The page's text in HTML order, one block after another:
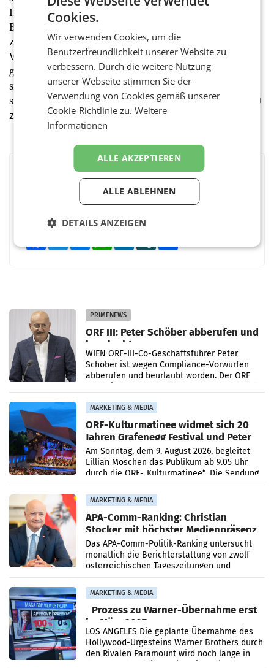
Herausforderern ebenso stellen, wie auch diversen
Billiganbietern. Gleichzeitig müssen sie den Spagat
zwischen Versorger und Abnehmer schaffen und
Versorgungssicherheit mit erneuerbaren Energien
glaubwürdig thematisieren. Und Fakt ist, keiner kann
sich in Zeiten wie diesen lange auf der Zufriedenheit
seiner Kunden ausruhen“, fasst Jens Brecht, CEO OMD
zusammen.
BEWERTEN SIE DIESEN ARTIKEL
PRIMENEWS
ORF III: Peter Schöber abberufen und
beurlaubt
WIEN ORF-III-Co-Geschäftsführer Peter
Schöber ist wegen Compliance-Vorwürfen
abberufen und beurlaubt worden. Der ORF
MARKETING & MEDIA
ORF-Kulturmatinee widmet sich 20
Jahren Grafenegg Festival und Peter
Simonischek
Am Sonntag, dem 9. August 2026, begleitet
Lillian Moschen das Publikum ab 9.05 Uhr
durch die ORF-„Kulturmatinee“. Die Sendung
startet mit der Dokumentation „20 Jahre
Grafenegg
MARKETING & MEDIA
APA-Comm-Ranking: Christian
Stocker mit höchster Medienpräsenz
im Juli
Das APA-Comm-Politik-Ranking untersucht
monatlich die Berichterstattung von zwölf
österreichischen Tageszeitungen und
analysiert, welche Politikerinnen und
Politiker Österreichs die
MARKETING & MEDIA
Prozess zu Warner-Übernahme erst
im März 2027
LOS ANGELES Die geplante Übernahme des
Hollywood-Urgesteins Warner Brothers durch
den Rivalen Paramount wird noch lange in
Cookies.
Wir verwenden Cookies, um die
Benutzerfreundlichkeit unserer Website zu
verbessern. Durch die weitere Nutzung
unserer Webseite stimmen Sie der
Verwendung von Cookies gemäß unserer
Cookie-Richtlinie zu.Weitere
Informationen
ALLE AKZEPTIEREN
ALLE ABLEHNEN
DETAILS ANZEIGEN